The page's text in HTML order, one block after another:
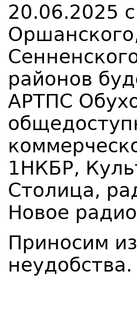
20.06.2025
районов
АРТПС
1НКБР,
Столица,
Новое
Приносим
неудобства.